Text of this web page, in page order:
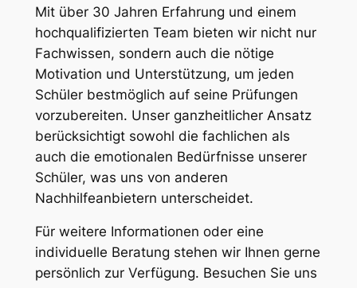
Mit über 30 Jahren Erfahrung und einem
hochqualifizierten Team bieten wir nicht nur
Fachwissen, sondern auch die nötige
Motivation und Unterstützung, um jeden
Schüler bestmöglich auf seine Prüfungen
vorzubereiten. Unser ganzheitlicher Ansatz
berücksichtigt sowohl die fachlichen als
auch die emotionalen Bedürfnisse unserer
Schüler, was uns von anderen
Nachhilfeanbietern unterscheidet.
Für weitere Informationen oder eine
individuelle Beratung stehen wir Ihnen gerne
persönlich zur Verfügung. Besuchen Sie uns